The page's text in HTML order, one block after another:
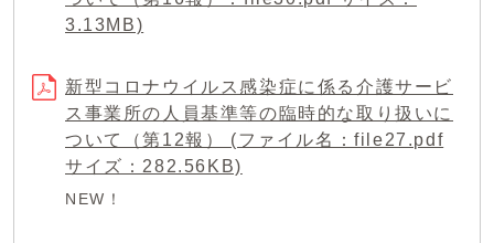
3.13MB)
新型コロナウイルス感染症に係る介護サービ
ス事業所の人員基準等の臨時的な取り扱いに
ついて（第12報） (ファイル名：file27.pdf
サイズ：282.56KB)
NEW！